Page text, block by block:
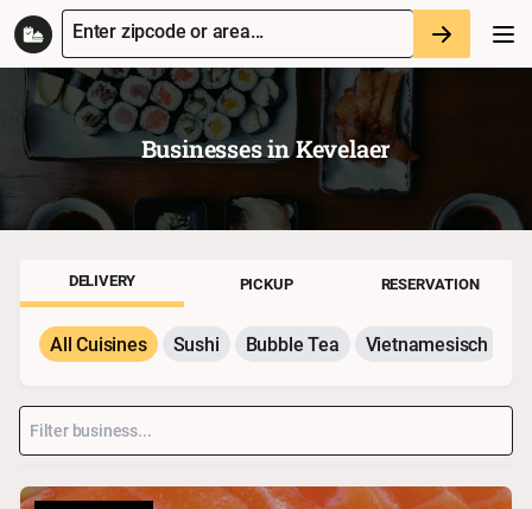
Enter zipcode or area...
Businesses inKevelaer
DELIVERY PICKUP RESERVATION
All Cuisines Sushi Bubble Tea Vietnamesisch